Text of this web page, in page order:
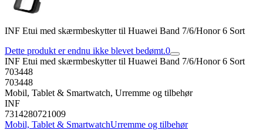
INF Etui med skærmbeskytter til Huawei Band 7/6/Honor 6 Sort
Dette produkt er endnu ikke blevet bedømt.0
INF Etui med skærmbeskytter til Huawei Band 7/6/Honor 6 Sort
703448
703448
Mobil, Tablet & Smartwatch, Urremme og tilbehør
INF
7314280721009
Mobil, Tablet & SmartwatchUrremme og tilbehør